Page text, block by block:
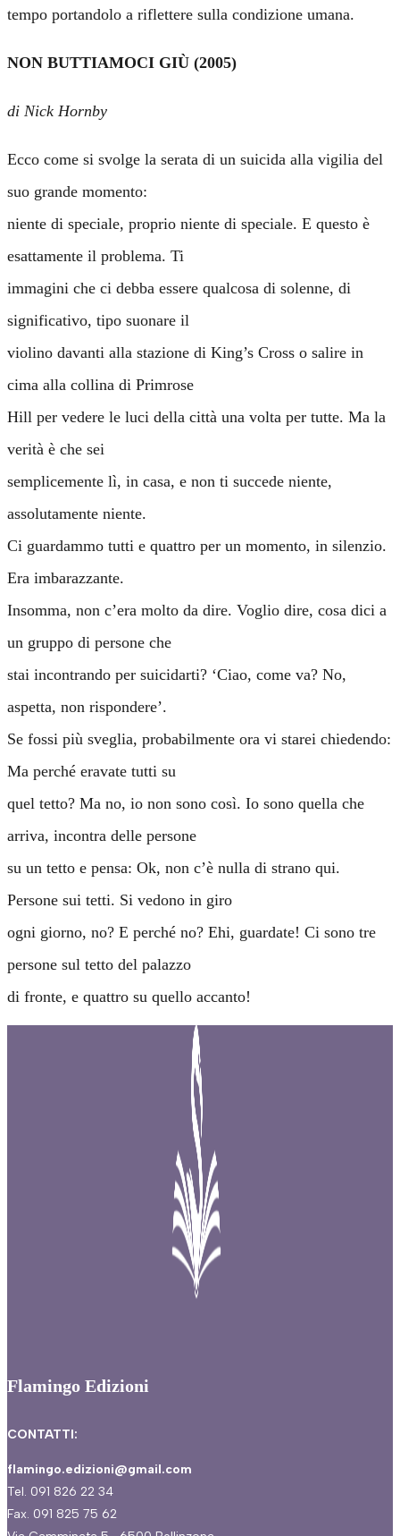
tempo portandolo a riflettere sulla condizione umana.
NON BUTTIAMOCI GIÙ (2005)
di Nick Hornby
Ecco come si svolge la serata di un suicida alla vigilia del
suo grande momento:
niente di speciale, proprio niente di speciale. E questo è
esattamente il problema. Ti
immagini che ci debba essere qualcosa di solenne, di
significativo, tipo suonare il
violino davanti alla stazione di King’s Cross o salire in
cima alla collina di Primrose
Hill per vedere le luci della città una volta per tutte. Ma la
verità è che sei
semplicemente lì, in casa, e non ti succede niente,
assolutamente niente.
Ci guardammo tutti e quattro per un momento, in silenzio.
Era imbarazzante.
Insomma, non c’era molto da dire. Voglio dire, cosa dici a
un gruppo di persone che
stai incontrando per suicidarti? ‘Ciao, come va? No,
aspetta, non rispondere’.
Se fossi più sveglia, probabilmente ora vi starei chiedendo:
Ma perché eravate tutti su
quel tetto? Ma no, io non sono così. Io sono quella che
arriva, incontra delle persone
su un tetto e pensa: Ok, non c’è nulla di strano qui.
Persone sui tetti. Si vedono in giro
ogni giorno, no? E perché no? Ehi, guardate! Ci sono tre
persone sul tetto del palazzo
di fronte, e quattro su quello accanto!
Flamingo Edizioni
CONTATTI:
flamingo.edizioni@gmail.com
Tel. 091 826 22 34
Fax. 091 825 75 62